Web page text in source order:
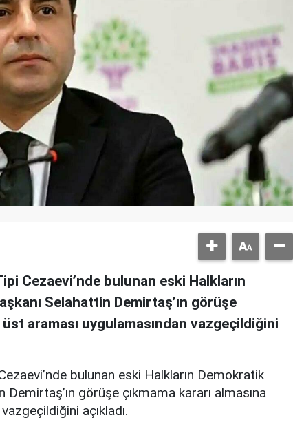
Cezaevi’nde bulunan eski Halkların
Selahattin Demirtaş’ın görüşe
araması uygulamasından vazgeçildiğini
bulunan eski Halkların Demokratik
görüşe çıkmama kararı almasına
açıkladı.